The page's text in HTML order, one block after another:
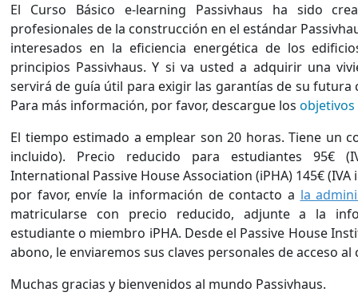
El Curso Básico e-learning Passivhaus ha sido
profesionales de la construcción en el estándar
interesados en la eficiencia energética de los
principios Passivhaus. Y si va usted a adquirir una
servirá de guía útil para exigir las garantías de su futura
Para más información, por favor, descargue los objetivos
El tiempo estimado a emplear son 20 horas. Tiene un
incluido). Precio reducido para estudiantes 95€
International Passive House Association (iPHA) 145€
por favor, envíe la información de contacto a la
matricularse con precio reducido, adjunte a la
estudiante o miembro iPHA. Desde el Passive House
abono, le enviaremos sus claves personales de acceso al
Muchas gracias y bienvenidos al mundo Passivhaus.